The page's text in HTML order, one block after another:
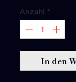
Liter
Anzahl *
In den